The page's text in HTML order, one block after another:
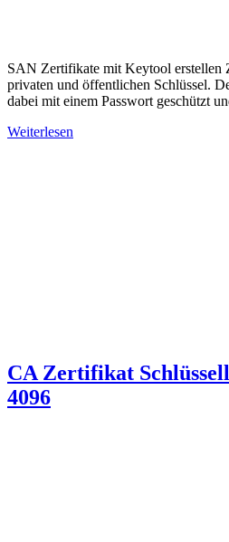
SAN Zertifikate mit Keytool erstellen
privaten und öffentlichen Schlüssel.
dabei mit einem Passwort geschützt
Weiterlesen
CA Zertifikat
4096